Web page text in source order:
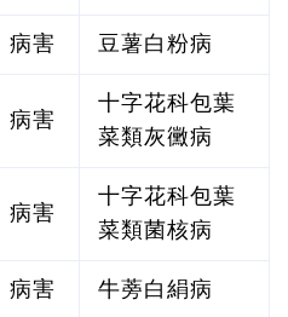
病害 豆薯白粉病
病害
十字花科包葉
菜類灰黴病
病害
十字花科包葉
菜類菌核病
病害 牛蒡白絹病